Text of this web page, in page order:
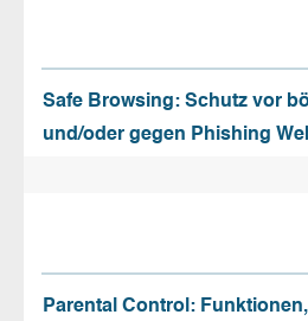
Safe Browsing: Schutz vor
und/oder gegen Phishing
Parental Control: